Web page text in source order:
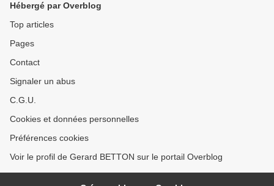
Hébergé par Overblog
Top articles
Pages
Contact
Signaler un abus
C.G.U.
Cookies et données personnelles
Préférences cookies
Voir le profil de Gerard BETTON sur le portail Overblog